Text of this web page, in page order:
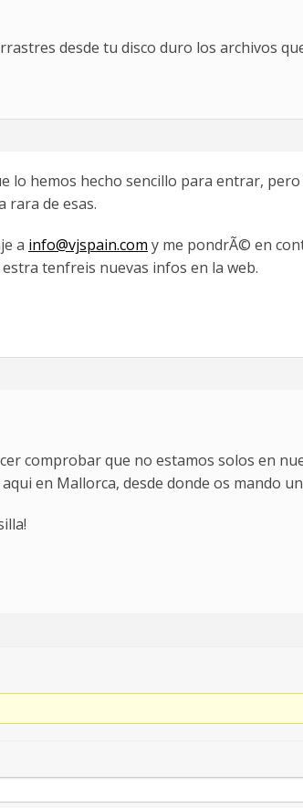
desde tu disco duro los archivos
lo hemos hecho sencillo para entrar,
rara de esas.
a info@vjspain.com y me pondrÃ© en
tenfreis nuevas infos en la web.
comprobar que no estamos solos en
en Mallorca, desde donde os mando